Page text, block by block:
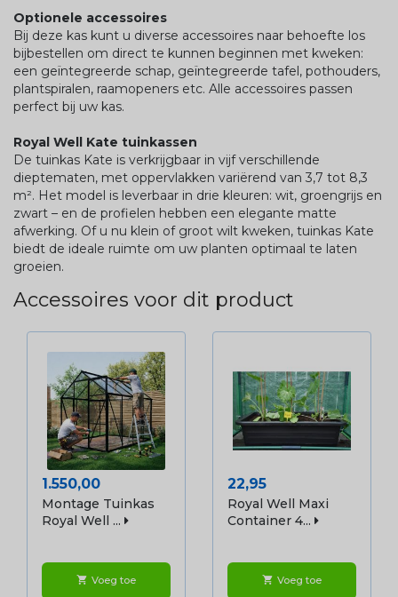
Optionele accessoires
Bij deze kas kunt u diverse accessoires naar behoefte los
bijbestellen om direct te kunnen beginnen met kweken:
een geïntegreerde schap, geïntegreerde tafel, pothouders,
plantspiralen, raamopeners etc. Alle accessoires passen
perfect bij uw kas.
Royal Well Kate tuinkassen
De tuinkas Kate is verkrijgbaar in vijf verschillende
dieptematen, met oppervlakken variërend van 3,7 tot 8,3
m². Het model is leverbaar in drie kleuren: wit, groengrijs en
zwart – en de profielen hebben een elegante matte
afwerking. Of u nu klein of groot wilt kweken, tuinkas Kate
biedt de ideale ruimte om uw planten optimaal te laten
groeien.
Accessoires voor dit product
Prijs
1.550,00
Montage Tuinkas
Royal Well ...
shopping_cart Voeg toe
Prijs
22,95
Royal Well Maxi
Container 4...
shopping_cart Voeg toe